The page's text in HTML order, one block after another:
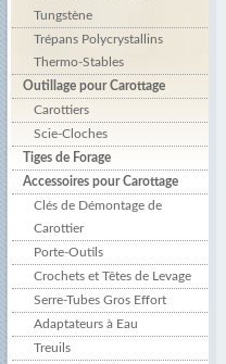
Tungstène
Trépans Polycrystallins
Thermo-Stables
Outillage pour Carottage
Carottiers
Scie-Cloches
Tiges de Forage
Accessoires pour Carottage
Clés de Démontage de
Carottier
Porte-Outils
Crochets et Têtes de Levage
Serre-Tubes Gros Effort
Adaptateurs à Eau
Treuils